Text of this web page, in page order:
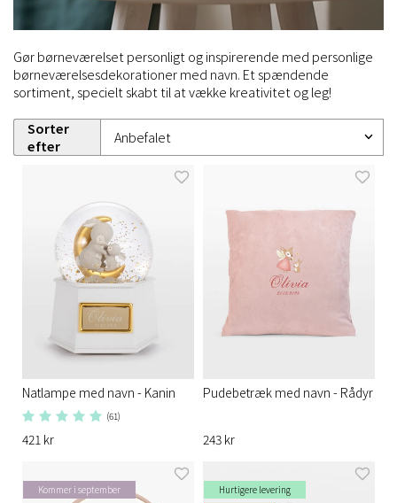
Gør børneværelset personligt og inspirerende med personlige
børneværelsesdekorationer med navn. Et spændende
sortiment, specielt skabt til at vække kreativitet og leg!
Sorter
efter
Natlampe med navn - Kanin
(61)
421 kr
Pudebetræk med navn - Rådyr
243 kr
Kommer i september
Hurtigere levering